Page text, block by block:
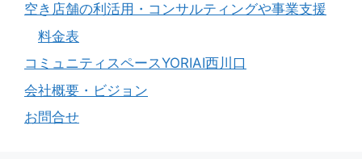
空き店舗の利活用・コンサルティングや事業支援
料金表
コミュニティスペースYORIAI西川口
会社概要・ビジョン
お問合せ